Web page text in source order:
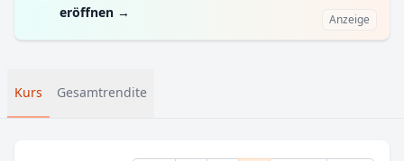
eröffnen → Anzeige
Kurs Gesamtrendite